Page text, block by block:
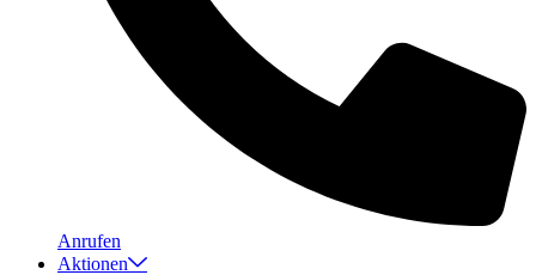
Anrufen
Aktionen